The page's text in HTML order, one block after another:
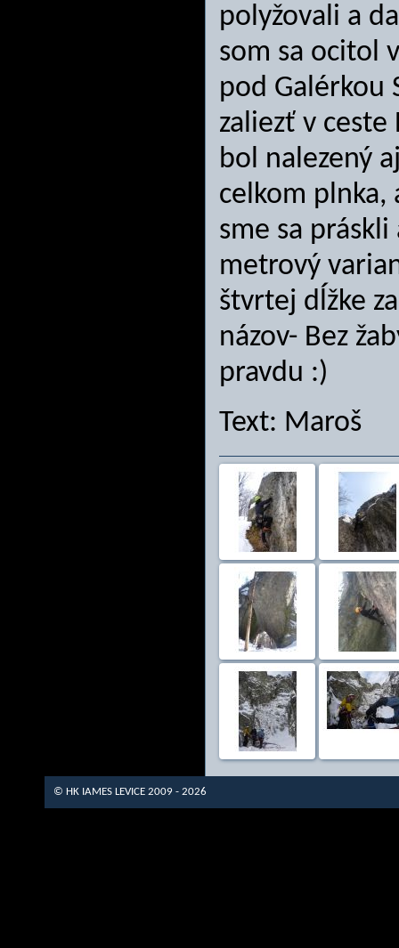
polyžovali a
som sa ocitol
pod Galérkou
zaliezť v ceste
bol nalezený
celkom plnka,
sme sa
metrový
štvrtej dĺžke
názov- Bez
pravdu :)
Text: Maroš
© HK IAMES LEVICE 2009 - 2026